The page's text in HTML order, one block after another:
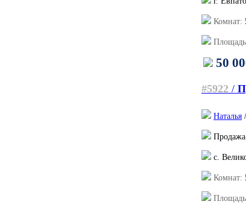
Комнат:
50
#5922 /
Наталья /
с.
Комнат: